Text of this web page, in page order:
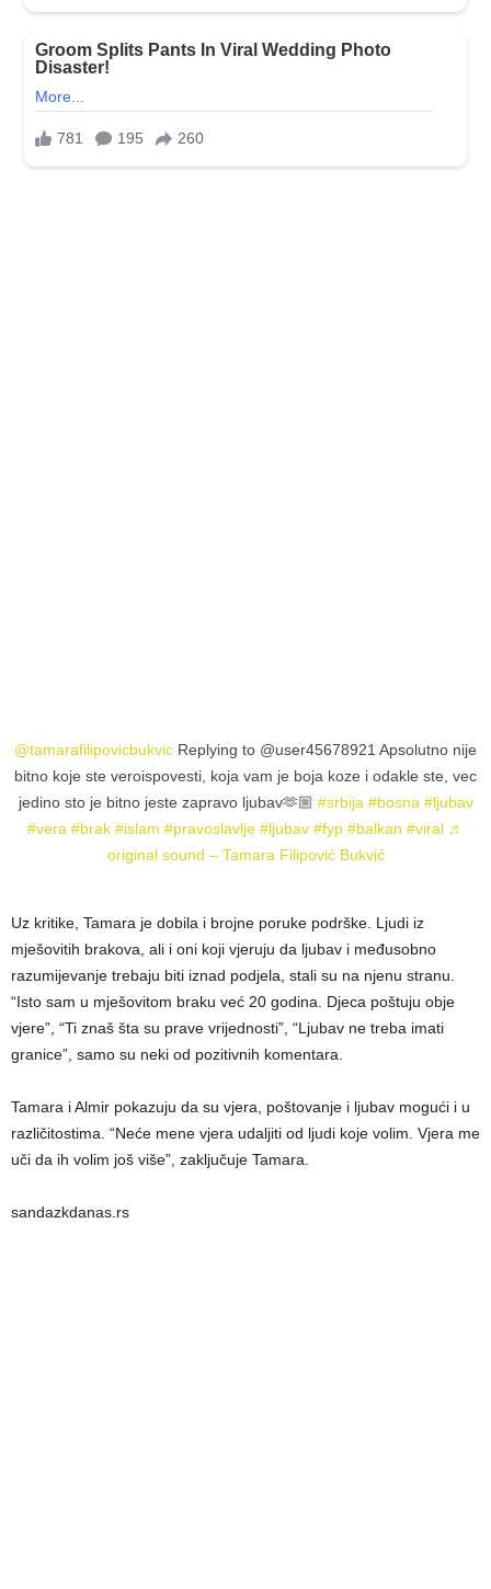
@tamarafilipovicbukvic Replying to @user45678921 Apsolutno nije
bitno koje ste veroispovesti, koja vam je boja koze i odakle ste, vec
jedino sto je bitno jeste zapravo ljubav🫶🏼 #srbija #bosna #ljubav
#vera #brak #islam #pravoslavlje #ljubav #fyp #balkan #viral ♬
original sound – Tamara Filipović Bukvić
Uz kritike, Tamara je dobila i brojne poruke podrške. Ljudi iz
mješovitih brakova, ali i oni koji vjeruju da ljubav i međusobno
razumijevanje trebaju biti iznad podjela, stali su na njenu stranu.
“Isto sam u mješovitom braku već 20 godina. Djeca poštuju obje
vjere”, “Ti znaš šta su prave vrijednosti”, “Ljubav ne treba imati
granice”, samo su neki od pozitivnih komentara.
Tamara i Almir pokazuju da su vjera, poštovanje i ljubav mogući i u
različitostima. “Neće mene vjera udaljiti od ljudi koje volim. Vjera me
uči da ih volim još više”, zaključuje Tamara.
sandazkdanas.rs